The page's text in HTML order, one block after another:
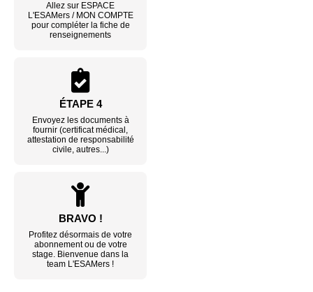
Allez sur ESPACE
L'ESAMers / MON COMPTE
pour compléter la fiche de
renseignements
ÉTAPE 4
Envoyez les documents à
fournir (certificat médical,
attestation de responsabilité
civile, autres...)
BRAVO !
Profitez désormais de votre
abonnement ou de votre
stage. Bienvenue dans la
team L'ESAMers !